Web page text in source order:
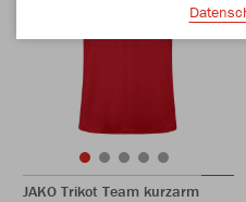
JAKO Trikot Team kurzarm